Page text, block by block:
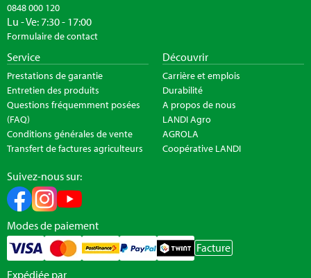
0848 000 120
Lu - Ve: 7:30 - 17:00
Formulaire de contact
Service
Prestations de garantie
Entretien des produits
Questions fréquemment posées
(FAQ)
Conditions générales de vente
Transfert de factures agriculteurs
Découvrir
Carrière et emplois
Durabilité
A propos de nous
LANDI Agro
AGROLA
Coopérative LANDI
Suivez-nous sur:
Modes de paiement
Facture
Expédiée par